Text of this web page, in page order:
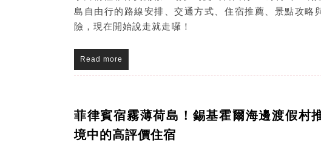
島自由行的路線安排、交通方式、住宿推薦、景點攻略
險，現在開始說走就走囉！
Read more
菲律賓宿霧薄荷島！錫基霍爾海邊渡假村
境中的高評價住宿